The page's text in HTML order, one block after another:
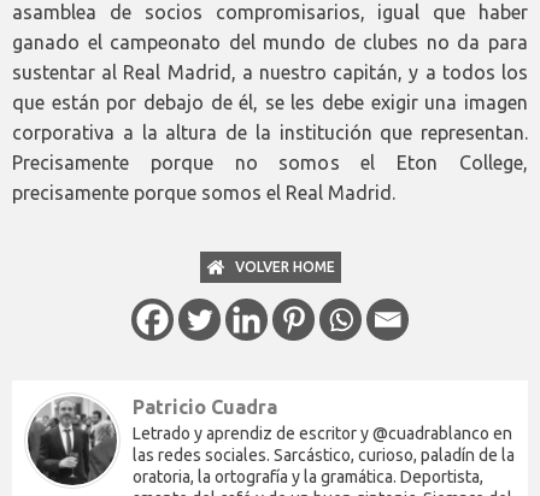
asamblea de socios compromisarios, igual que haber
ganado el campeonato del mundo de clubes no da para
sustentar al Real Madrid, a nuestro capitán, y a todos los
que están por debajo de él, se les debe exigir una imagen
corporativa a la altura de la institución que representan.
Precisamente porque no somos el Eton College,
precisamente porque somos el Real Madrid.
VOLVER HOME
Patricio Cuadra
Letrado y aprendiz de escritor y @cuadrablanco en
las redes sociales. Sarcástico, curioso, paladín de la
oratoria, la ortografía y la gramática. Deportista,